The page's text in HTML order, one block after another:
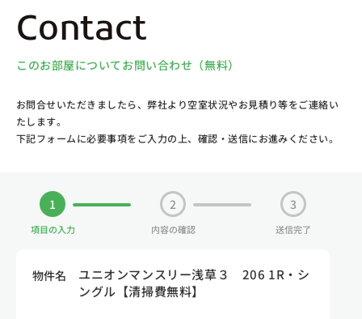
Contact
このお部屋についてお問い合わせ（無料）
お問合せいただきましたら、弊社より空室状況やお見積り等をご連絡い
たします。
下記フォームに必要事項をご入力の上、確認・送信にお進みください。
1
項目の入力
2
内容の確認
3
送信完了
物件名
ユニオンマンスリー浅草３ 206 1R・シ
ングル【清掃費無料】